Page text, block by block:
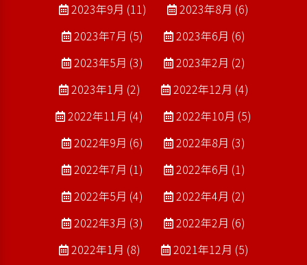
2023年9月 (11)
2023年8月 (6)
2023年7月 (5)
2023年6月 (6)
2023年5月 (3)
2023年2月 (2)
2023年1月 (2)
2022年12月 (4)
2022年11月 (4)
2022年10月 (5)
2022年9月 (6)
2022年8月 (3)
2022年7月 (1)
2022年6月 (1)
2022年5月 (4)
2022年4月 (2)
2022年3月 (3)
2022年2月 (6)
2022年1月 (8)
2021年12月 (5)